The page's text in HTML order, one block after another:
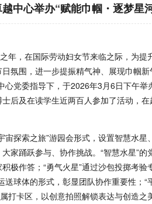
越中心举办“赋能巾帼・逐梦
年，在国际劳动妇女节来临之际，为
氛围，进一步提振精气神、展现巾帼
心党委指导下，于2026年3月6日下午
后及在读学生近两百人参加了活动，
宙探索之旅”游园会形式，设置智慧水
家踊跃参与、协作挑战。“智慧水星”
极作答；“勇气火星”通过沙包投掷考
送球体的形式，彰显团队协作重要性；
打卡区，以创意拍照解锁表达与创造